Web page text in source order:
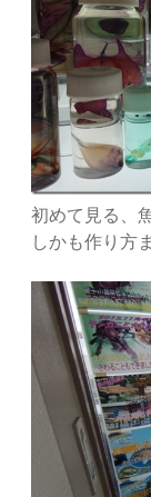
初めて見る、
しかも作り方